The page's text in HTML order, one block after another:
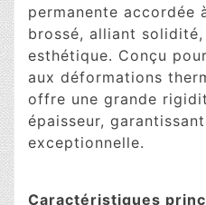
permanente accordée
brossé, alliant
esthétique. Conçu
aux déformations
offre une grande
épaisseur,
exceptionnelle.
Caractéristiques